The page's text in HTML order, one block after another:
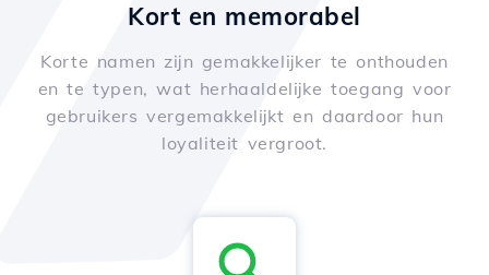
Kort en memorabel
Korte namen zijn gemakkelijker te onthouden
en te typen, wat herhaaldelijke toegang voor
gebruikers vergemakkelijkt en daardoor hun
loyaliteit vergroot.